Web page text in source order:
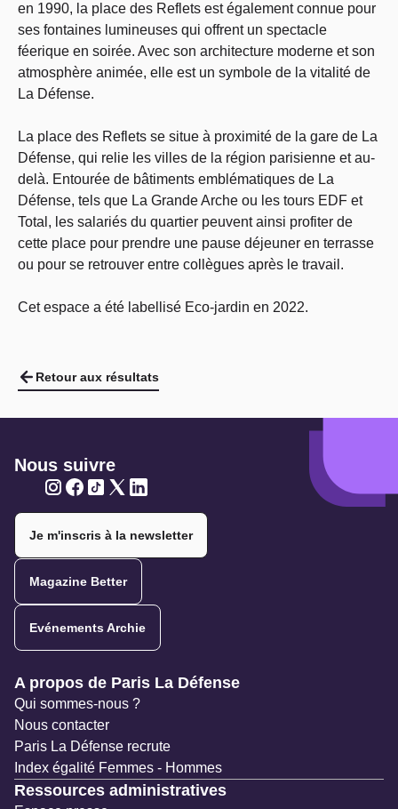
en 1990, la place des Reflets est également connue pour
ses fontaines lumineuses qui offrent un spectacle
féerique en soirée. Avec son architecture moderne et son
atmosphère animée, elle est un symbole de la vitalité de
La Défense.
La place des Reflets se situe à proximité de la gare de La
Défense, qui relie les villes de la région parisienne et au-
delà. Entourée de bâtiments emblématiques de La
Défense, tels que La Grande Arche ou les tours EDF et
Total, les salariés du quartier peuvent ainsi profiter de
cette place pour prendre une pause déjeuner en terrasse
ou pour se retrouver entre collègues après le travail.
Cet espace a été labellisé Eco-jardin en 2022.
Retour aux résultats
Nous suivre
Je m'inscris à la newsletter
Magazine Better
Evénements Archie
Navigation secondaire
A propos de Paris La Défense
Qui sommes-nous ?
Nous contacter
Paris La Défense recrute
Index égalité Femmes - Hommes
Ressources administratives